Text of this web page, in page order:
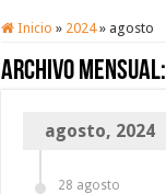
Inicio » 2024 » agosto
Archivo mensual:
agosto, 2024
28 agosto